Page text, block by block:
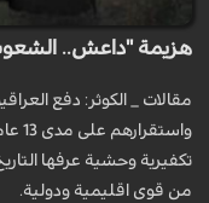
هزيمة "داعش.. الشعوب
مقالات _ الكوثر: دفع
تكفيرية وحشية عرفها
من قوى اقليمية ودولية.